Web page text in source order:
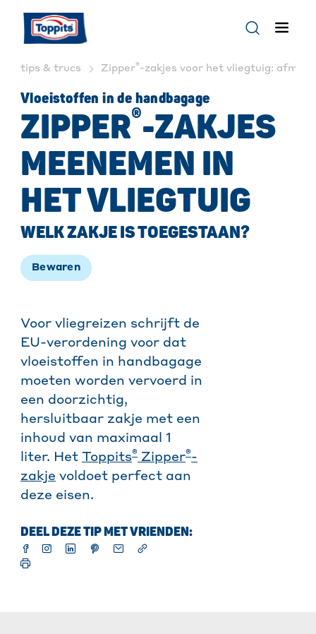
tips & trucs Zipper®-zakjes voor het vliegtuig:
Vloeistoffen in de handbagage
ZIPPER®-ZAKJES
MEENEMEN IN
HET VLIEGTUIG
WELK ZAKJE IS TOEGESTAAN?
Bewaren
Voor vliegreizen schrijft de
EU-verordening voor dat
vloeistoffen in handbagage
moeten worden vervoerd in
een doorzichtig,
hersluitbaar zakje met een
inhoud van maximaal 1
liter. Het Toppits® Zipper®-
zakje voldoet perfect aan
deze eisen.
DEEL DEZE TIP MET VRIENDEN: